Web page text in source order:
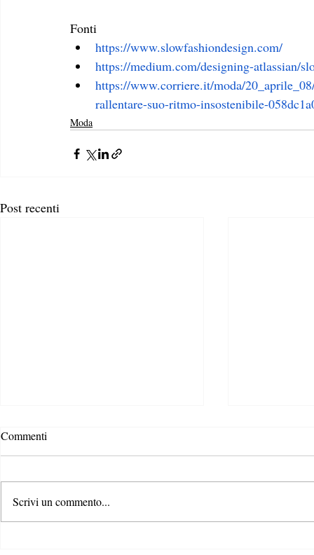
Fonti
https://www.slowfashiondesign.com/
https://medium.com/designing-atlassian/
https://www.corriere.it/moda/
rallentare-suo-ritmo-insostenibile-
Moda
Post recenti
Commenti
Scrivi un commento...